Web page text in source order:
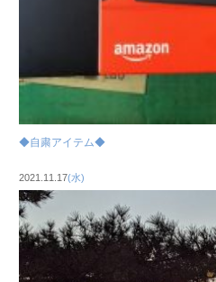
◆自粛アイテム◆
2021.11.17(水)